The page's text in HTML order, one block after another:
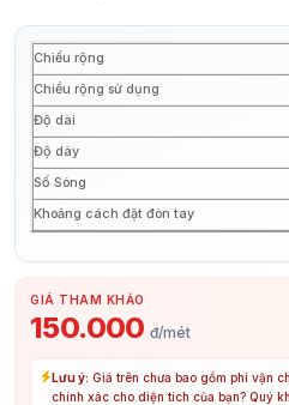
Chiều rộng
Chiều rộng sử dụng
Độ dài
Độ dày
Số Sóng
Khoảng cách đặt đòn tay
GIÁ THAM KHẢO
150.000 đ/mét
Lưu ý: Giá trên chưa bao gồm phí vận
chính xác cho diện tích của bạn? Quý